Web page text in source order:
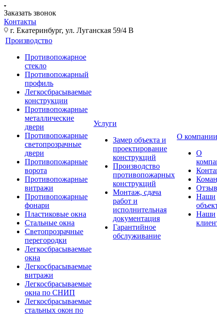
Заказать звонок
Контакты
г. Екатеринбург, ул. Луганская 59/4 В
Производство
Противопожарное
стекло
Противопожарный
профиль
Легкосбрасываемые
конструкции
Противопожарные
металлические
двери
Противопожарные
светопрозрачные
двери
Противопожарные
ворота
Противопожарные
витражи
Противопожарные
фонари
Пластиковые окна
Стальные окна
Светопрозрачные
перегородки
Легкосбрасываемые
окна
Легкосбрасываемые
витражи
Легкосбрасываемые
окна по СНИП
Легкосбрасываемые
стальных окон по
Услуги
Замер объекта и
проектирование
конструкций
Производство
противопожарных
конструкций
Монтаж, сдача
работ и
исполнительная
документация
Гарантийное
обслуживание
О компании
О
Наши
Наши